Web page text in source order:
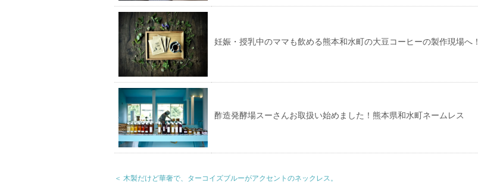
妊娠・授乳中のママも飲める熊本和水町の大豆コーヒーの製作現場へ！
酢造発酵場スーさんお取扱い始めました！熊本県和水町ネームレス
＜ 木製だけど華奢で、ターコイズブルーがアクセントのネックレス。